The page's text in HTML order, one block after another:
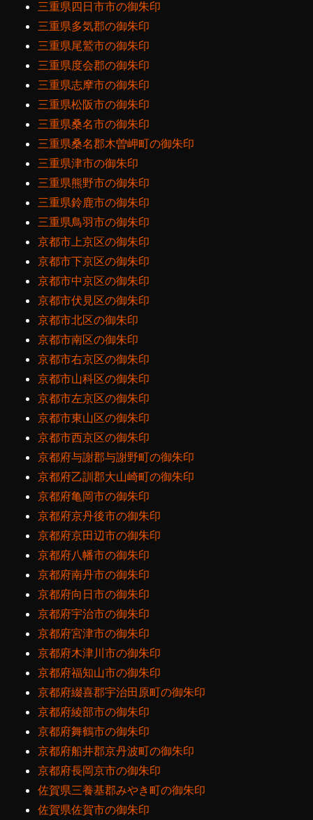
三重県四日市市の御朱印
三重県多気郡の御朱印
三重県尾鷲市の御朱印
三重県度会郡の御朱印
三重県志摩市の御朱印
三重県松阪市の御朱印
三重県桑名市の御朱印
三重県桑名郡木曽岬町の御朱印
三重県津市の御朱印
三重県熊野市の御朱印
三重県鈴鹿市の御朱印
三重県鳥羽市の御朱印
京都市上京区の御朱印
京都市下京区の御朱印
京都市中京区の御朱印
京都市伏見区の御朱印
京都市北区の御朱印
京都市南区の御朱印
京都市右京区の御朱印
京都市山科区の御朱印
京都市左京区の御朱印
京都市東山区の御朱印
京都市西京区の御朱印
京都府与謝郡与謝野町の御朱印
京都府乙訓郡大山崎町の御朱印
京都府亀岡市の御朱印
京都府京丹後市の御朱印
京都府京田辺市の御朱印
京都府八幡市の御朱印
京都府南丹市の御朱印
京都府向日市の御朱印
京都府宇治市の御朱印
京都府宮津市の御朱印
京都府木津川市の御朱印
京都府福知山市の御朱印
京都府綴喜郡宇治田原町の御朱印
京都府綾部市の御朱印
京都府舞鶴市の御朱印
京都府船井郡京丹波町の御朱印
京都府長岡京市の御朱印
佐賀県三養基郡みやき町の御朱印
佐賀県佐賀市の御朱印